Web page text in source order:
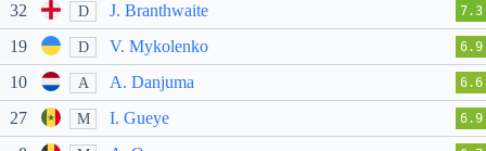
32 D J. Branthwaite 7.3
19 D V. Mykolenko 6.9
10 A A. Danjuma 6.6
27 M I. Gueye 6.9